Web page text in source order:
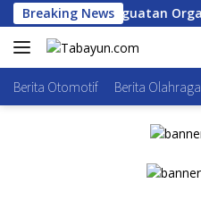
Langsung
ke
konten
Breaking News
Awali Penguatan Organisasi
Berita Otomotif Berita Olahraga